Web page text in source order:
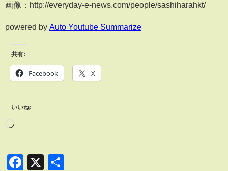
画像：http://everyday-e-news.com/people/sashiharahkt/
powered by Auto Youtube Summarize
共有:
Facebook X
いいね:
Facebook
X